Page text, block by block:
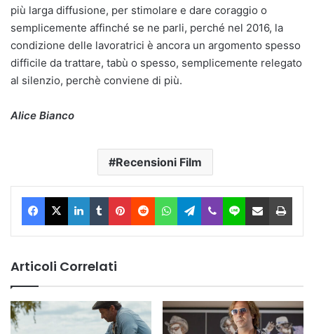
più larga diffusione, per stimolare e dare coraggio o
semplicemente affinché se ne parli, perché nel 2016, la
condizione delle lavoratrici è ancora un argomento spesso
difficile da trattare, tabù o spesso, semplicemente relegato
al silenzio, perchè conviene di più.
Alice Bianco
Recensioni Film
Facebook
X LinkedIn
TumblrPinterest
RedditWhatsAppTelegram
ViberLine Condividi via Email
Articoli Correlati